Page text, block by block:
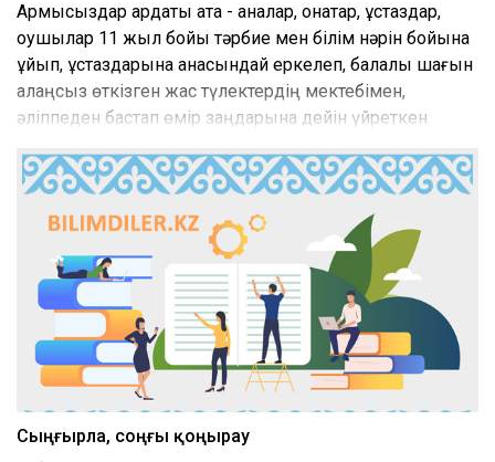
Армысыздар ардақты ата - аналар, қонақтар, ұстаздар,
оқушылар 11 жыл бойы тәрбие мен білім нәрін бойына
құйып, ұстаздарына анасындай еркелеп, балалық шағын
алаңсыз өткізген жас түлектердің мектебімен,
әліппеден бастап өмір заңдарына дейін үйреткен
Сыңғырла, соңғы қоңырау